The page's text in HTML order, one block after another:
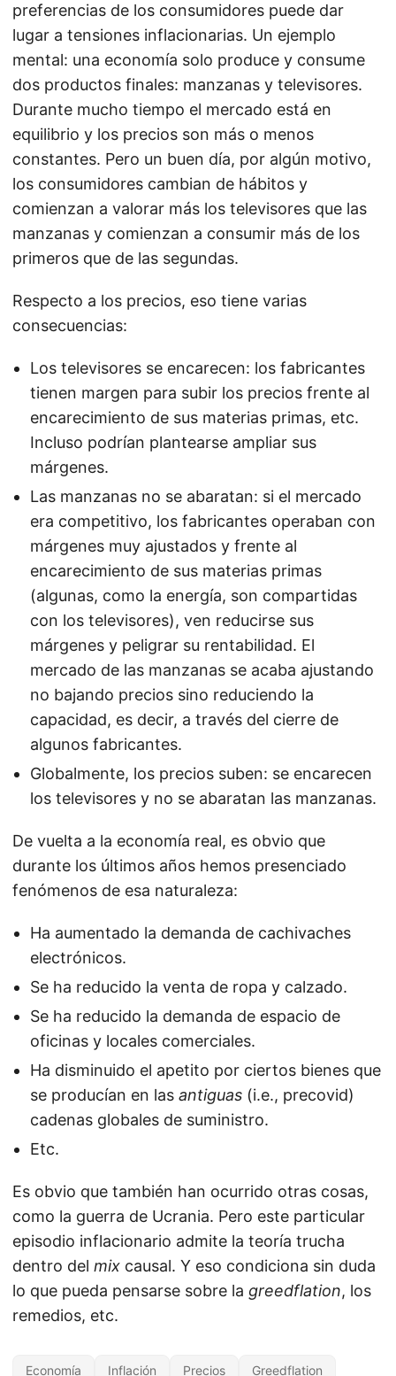
preferencias de los consumidores puede dar
lugar a tensiones inflacionarias. Un ejemplo
mental: una economía solo produce y consume
dos productos finales: manzanas y televisores.
Durante mucho tiempo el mercado está en
equilibrio y los precios son más o menos
constantes. Pero un buen día, por algún motivo,
los consumidores cambian de hábitos y
comienzan a valorar más los televisores que las
manzanas y comienzan a consumir más de los
primeros que de las segundas.
Respecto a los precios, eso tiene varias
consecuencias:
Los televisores se encarecen: los fabricantes
tienen margen para subir los precios frente al
encarecimiento de sus materias primas, etc.
Incluso podrían plantearse ampliar sus
márgenes.
Las manzanas no se abaratan: si el mercado
era competitivo, los fabricantes operaban con
márgenes muy ajustados y frente al
encarecimiento de sus materias primas
(algunas, como la energía, son compartidas
con los televisores), ven reducirse sus
márgenes y peligrar su rentabilidad. El
mercado de las manzanas se acaba ajustando
no bajando precios sino reduciendo la
capacidad, es decir, a través del cierre de
algunos fabricantes.
Globalmente, los precios suben: se encarecen
los televisores y no se abaratan las manzanas.
De vuelta a la economía real, es obvio que
durante los últimos años hemos presenciado
fenómenos de esa naturaleza:
Ha aumentado la demanda de cachivaches
electrónicos.
Se ha reducido la venta de ropa y calzado.
Se ha reducido la demanda de espacio de
oficinas y locales comerciales.
Ha disminuido el apetito por ciertos bienes que
se producían en las antiguas (i.e., precovid)
cadenas globales de suministro.
Etc.
Es obvio que también han ocurrido otras cosas,
como la guerra de Ucrania. Pero este particular
episodio inflacionario admite la teoría trucha
dentro del mix causal. Y eso condiciona sin duda
lo que pueda pensarse sobre la greedflation, los
remedios, etc.
Economía Inflación Precios Greedflation